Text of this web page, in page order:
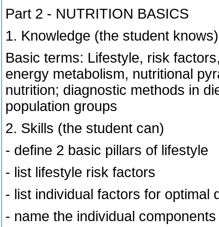
Part 2 - NUTRITION BASICS
1. Knowledge (the student knows)
Basic terms: Lifestyle, risk
energy metabolism, nutritional
nutrition; diagnostic methods in
population groups
2. Skills (the student can)
- define 2 basic pillars of lifestyle
- list lifestyle risk factors
- list individual factors for optimal
- name the individual